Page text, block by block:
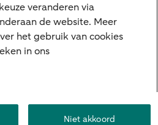
DisclaimerCookie-instellingen
veranderen via
de website. Meer
het gebruik van cookies
in ons
Niet akkoord